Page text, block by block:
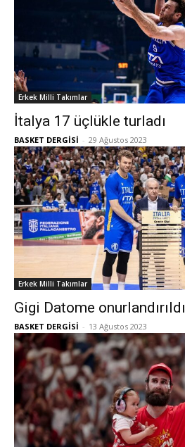
Erkek Milli Takımlar
İtalya 17 üçlükle turladı
BASKET DERGİSİ - 29 Ağustos 2023
Erkek Milli Takımlar
Gigi Datome onurlandırıldı
BASKET DERGİSİ - 13 Ağustos 2023